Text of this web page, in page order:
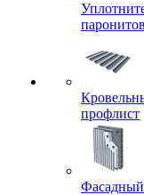
профлист